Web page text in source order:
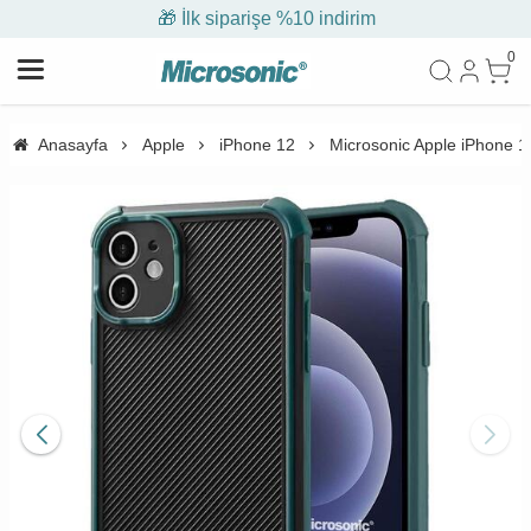
🎁 İlk siparişe %10 indirim
0
Anasayfa Apple iPhone 12 Microsonic Apple iPhone